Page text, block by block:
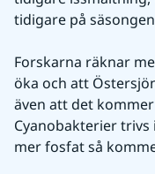
tidigare på
Forskarna räknar
öka och att
även att det
Cyanobakterier
mer fosfat så